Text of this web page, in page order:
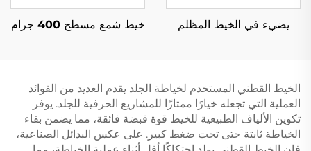
يضيء في الخيط المظلم خيط شمع مسطح 400 جرام
الخيط القطني المستخدم لخياطة الجلد يقدم العديد من الفوائد
العملية التي تجعله خيارًا ممتازًا للمشاريع الحرفية للجلد. يوفر
تكوين الألياف الطبيعية للخيط قوة قبضة فائقة، مما يضمن بقاء
الخياطة ثابتة حتى تحت ضغط كبير. على عكس البدائل الصناعية،